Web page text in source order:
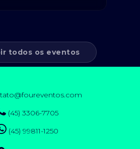
todos os eventos
(45) 3306-7705
(45) 99811-1250